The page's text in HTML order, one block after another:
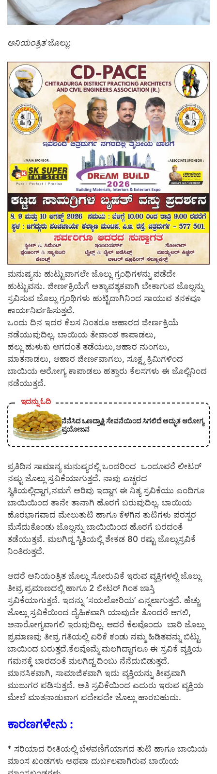
ಅನಿಯಂತ್ರಿತಜೊಲ್ಲು:
ಮನುಷ್ಯನು ಹುಟ್ಟುವಾಗಲೇ ಜೊಲ್ಲು ಗ್ರಂಥಿಗಳನ್ನು ಪಡೆದೇ
ಹುಟ್ಟುವನು. ಜೀರ್ಣಕ್ರಿಯೆಗೆ ಅತ್ಯಾವಶ್ಯಕವಾಗಿ ಬೇಕಾಗುವ ಜೊಲ್ಲನ್ನು
ಸ್ರವಿಸುವ ಜೊಲ್ಲು ಗ್ರಂಥಿಗಳು ಹುಟ್ಟಿದಾಗಿನಿಂದ ಸಾಯುವ ತನಕವೂ
ಕಾರ್ಯನಿರ್ವಹಿಸುತ್ತವೆ.
ಒಂದು ದಿನ ಇದರ ಕೆಲಸ ನಿಂತರೂ ಆಹಾರದ ಜೀರ್ಣಕ್ರಿಯೆ
ನಡೆಯುವುದಿಲ್ಲ. ಬಾಯಿಯ ತೇವಾಂಶ ಕಾಪಾಡಲು,
ಹಲ್ಲು ಹುಳುಕು ಆಗದಂತೆ ತಡೆಯಲು,ಆಹಾರ ನುಂಗಲು,
ಮಾತನಾಡಲು, ಆಹಾರ ಜೀರ್ಣವಾಗಲು, ಸೂಕ್ಷ್ಮ ಕ್ರಿಮಿಗಳಿಂದ
ಬಾಯಿಯ ಆರೋಗ್ಯ ಕಾಪಾಡಲು ಹತ್ತಾರು ಕೆಲಸಗಳು ಈ ಜೊಲ್ಲಿನಿಂದ
ನಡೆಯುತ್ತದೆ.
ಇದನ್ನು ಓದಿ
ನೆನೆಸಿದ ಒಣದ್ರಾಕ್ಷಿ ಸೇವನೆಯಿಂದ ಸಿಗಲಿದೆ ಅದ್ಭುತ ಆರೋಗ್ಯ
ಪ್ರಯೋಜನ
ಪ್ರತಿದಿನ ಸಾಮಾನ್ಯ ಮನುಷ್ಯರಲ್ಲಿ ಒಂದರಿಂದ ಒಂದೂವರೆ ಲೀಟರ್
ನಷ್ಟು ಜೊಲ್ಲು ಸ್ರವಿಕೆಯಾಗುತ್ತದೆ. ನಾವು ಎಚ್ಚರದ
ಸ್ಥಿತಿಯಲ್ಲಿದ್ದಾಗ,ನಮಗೆ ಅರಿವು ಇದ್ದಾಗ ಈ ನಿತ್ಯ ಸ್ರವಿಕೆಯು ಎಂದಿಗೂ
ಬಾಯಿಯಿಂದ ತಾನೇ ತಾನಾಗಿ ಹೊರಗೆ ಬರುವುದಿಲ್ಲ. ಬಾಯಿಯ
ಹೊರಭಾಗವಾದ ಮೇಲುತುಟಿ ಹಾಗೂ ಕೆಳಗಿನ ತುಟಿಗಳು ಪರಸ್ಪರ
ಮೆಸೆದುಕೊಂಡು ಜೊಲ್ಲನ್ನು ಬಾಯಿಯಿಂದ ಹೊರಗೆ ಬರದಂತೆ
ತಡೆಯುತ್ತವೆ. ಮಲಗಿದ್ದ ಸ್ಥಿತಿಯಲ್ಲಿ ಶೇಕಡ 80 ರಷ್ಟು ಜೊಲ್ಲುಸ್ರವಿಕೆ
ನಿಂತಿರುತ್ತದೆ.
ಆದರೆ ಅನಿಯಂತ್ರಿತ ಜೊಲ್ಲು ಸೋರುವಿಕೆ ಇರುವ ವ್ಯಕ್ತಿಗಳಲ್ಲಿ ಜೊಲ್ಲು
ತೀವ್ರ ಪ್ರಮಾಣದಲ್ಲಿ ಹಾಗೂ 2 ಲೀಟರ್ ಗಿಂತ ಜಾಸ್ತಿ
ಸ್ರವಿಕೆಯಾಗುತ್ತದೆ. ಇದನ್ನು ‘ಸಯಲೋರಿಯ’ ಎನ್ನಲಾಗುತ್ತದೆ. ಹೆಚ್ಚು
ಜೊಲ್ಲು ಸ್ರವಿಕೆಯಿಂದ ದೈಹಿಕವಾಗಿ ಯಾವುದೇ ತೊಂದರೆ ಆಗಲಿ,
ಅನಾರೋಗ್ಯವಾಗಲಿ ಇರುವುದಿಲ್ಲ. ಆದರೆ ಕೆಲವೊಂದು ಬಾರಿ ಜೊಲ್ಲು
ಪ್ರಮಾಣವು ತೀವ್ರ ಗತಿಯಲ್ಲಿ ಏರಿಕೆ ಕಂಡು ನಮ್ಮ ಹಿಡಿತವನ್ನು ಬಿಟ್ಟು
ಬಾಯಿಂದ ಬರುತ್ತದೆ.ಕೆಲವೊಮ್ಮೆ ಮಲಗಿದ್ದಾಗಲೂ ಈ ಸ್ರವಿಕೆ ವ್ಯಕ್ತಿಯ
ಗಮನಕ್ಕೆ ಬಾರದಂತೆ ಮಲಗಿದ್ದ ದಿಂಬು ನೆನೆದುಬಿಡುತ್ತದೆ.
ಮಾನಸಿಕವಾಗಿ, ಸಾಮಾಜಿಕವಾಗಿ ಇದು ವ್ಯಕ್ತಿಯನ್ನು ತೀವ್ರವಾಗಿ
ಮುಜುಗರ ಪಡಿಸುತ್ತದೆ. ಅತಿ ಸ್ರವಿಕೆಯಿಂದ ಎದುರು ಇರುವ ವ್ಯಕ್ತಿಯ
ಮೇಲೆ ಮಾತನಾಡುವಾಗ ಪದೇಪದೇ ಜೊಲ್ಲು ಹಾರಬಹುದು.
ಕಾರಣಗಳೇನು :
* ಸರಿಯಾದ ರೀತಿಯಲ್ಲಿ ಬೆಳವಣಿಗೆಯಾಗದ ತುಟಿ ಹಾಗೂ ಬಾಯಿಯ
ಮಾಂಸ ಖಂಡಗಳು ಅಥವಾ ದುರ್ಬಲವಾಗಿರುವ ಬಾಯಿಯ